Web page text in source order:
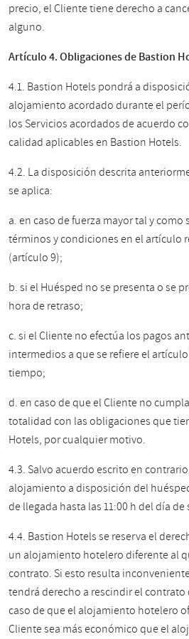
precio, el Cliente tiene derecho a
alguno.
Artículo 4. Obligaciones de Bastion
4.1. Bastion Hotels pondrá a
alojamiento acordado durante el
los Servicios acordados de acuerdo
calidad aplicables en Bastion Hotels.
4.2. La disposición descrita
se aplica:
a. en caso de fuerza mayor tal y como
términos y condiciones en el artículo
(artículo 9);
b. si el Huésped no se presenta o se
hora de retraso;
c. si el Cliente no efectúa los pagos
intermedios a que se refiere el
tiempo;
d. en caso de que el Cliente no
totalidad con las obligaciones que
Hotels, por cualquier motivo.
4.3. Salvo acuerdo escrito en
alojamiento a disposición del
de llegada hasta las 11:00 h del día de
4.4. Bastion Hotels se reserva el
un alojamiento hotelero diferente al
contrato. Si esto resulta
tendrá derecho a rescindir el
caso de que el alojamiento hotelero
Cliente sea más económico que el